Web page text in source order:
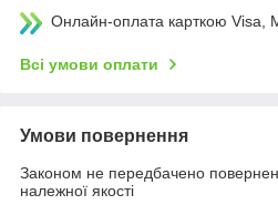
Онлайн-оплата карткою Visa,
Всі умови оплати
Умови повернення
Законом не передбачено
належної якості